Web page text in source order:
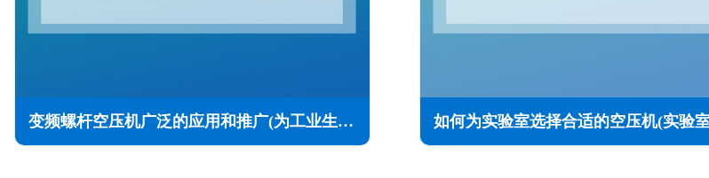
变频螺杆空压机广泛的应用和推广(为工业生产和环境保护做出更大的贡献)